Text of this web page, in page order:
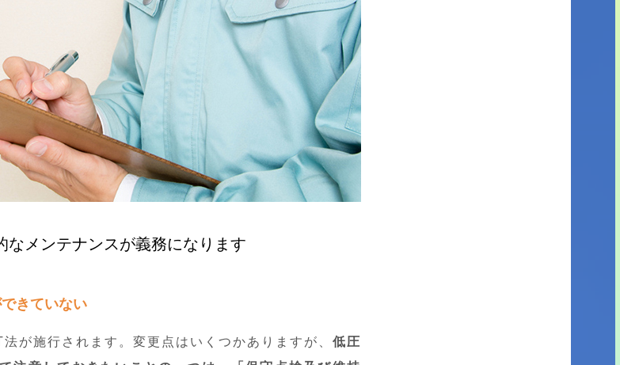
なメンテナンスが義務になります
きていない
が施行されます。変更点はいくつかありますが、 低圧